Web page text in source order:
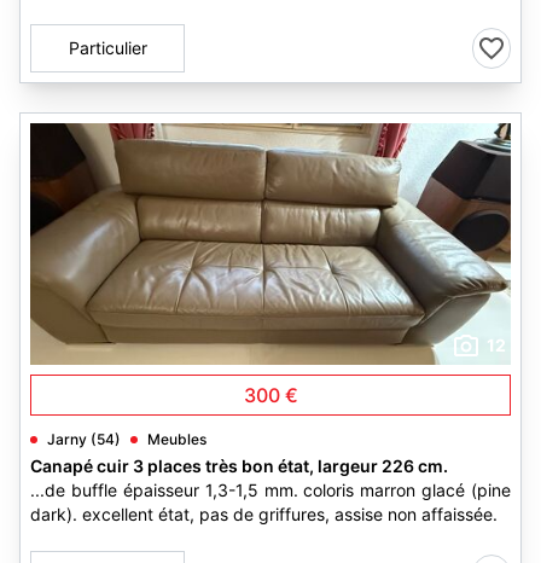
Particulier
12
300 €
Jarny (54) Meubles
Canapé cuir 3 places très bon état, largeur 226 cm.
...de buffle épaisseur 1,3-1,5 mm. coloris marron glacé (pine
dark). excellent état, pas de griffures, assise non affaissée.